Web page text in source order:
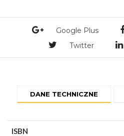
Google Plus
Twitter
DANE TECHNICZNE
ISBN